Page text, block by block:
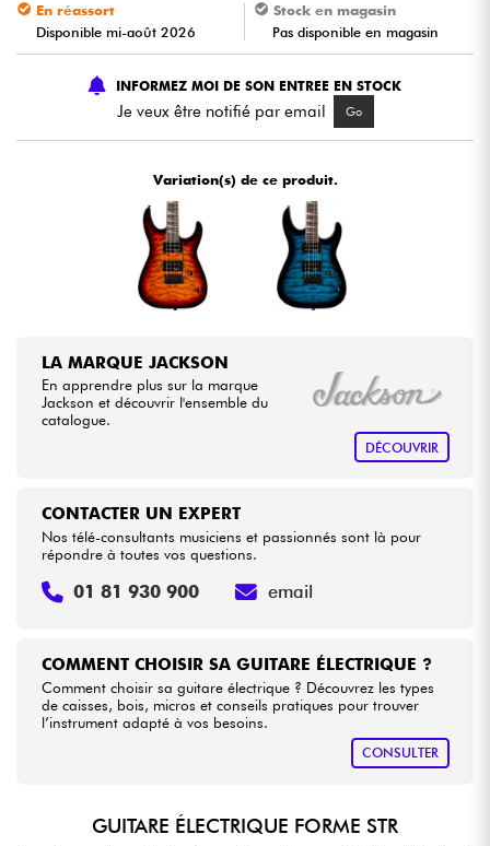
Eveil Musical
Câbles & Access.
Voir nos marques
En réassort
Disponible mi-août 2026
Stock en magasin
Pas disponible en magasin
INFORMEZ MOI DE SON ENTREE EN STOCK
Je veux être notifié par email Go
Variation(s) de ce produit.
LA MARQUE JACKSON
En apprendre plus sur la marque
Jackson et découvrir l'ensemble du
catalogue.
DÉCOUVRIR
COMMENT CHOISIR SA GUITARE ÉLECTRIQUE ?
Comment choisir sa guitare électrique ? Découvrez les types
de caisses, bois, micros et conseils pratiques pour trouver
l’instrument adapté à vos besoins.
CONSULTER
CONTACTER UN EXPERT
Nos télé-consultants musiciens et passionnés sont là pour
répondre à toutes vos questions.
01 81 930 900 email
GUITARE ÉLECTRIQUE FORME STR